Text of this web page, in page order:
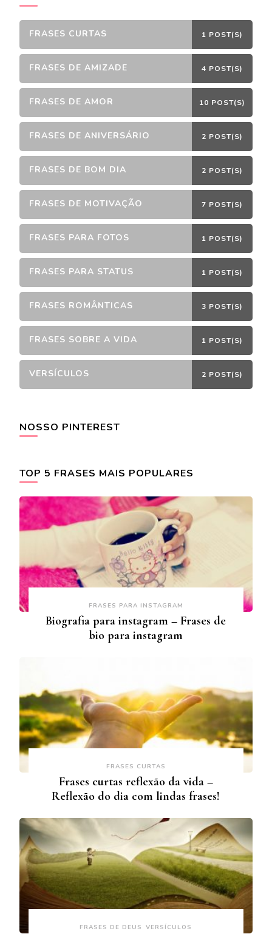
FRASES CURTAS 1 POST(S)
FRASES DE AMIZADE 4 POST(S)
FRASES DE AMOR 10 POST(S)
FRASES DE ANIVERSÁRIO 2 POST(S)
FRASES DE BOM DIA 2 POST(S)
FRASES DE MOTIVAÇÃO 7 POST(S)
FRASES PARA FOTOS 1 POST(S)
FRASES PARA STATUS 1 POST(S)
FRASES ROMÂNTICAS 3 POST(S)
FRASES SOBRE A VIDA 1 POST(S)
VERSÍCULOS 2 POST(S)
NOSSO PINTEREST
TOP 5 FRASES MAIS POPULARES
FRASES PARA INSTAGRAM
Biografia para instagram – Frases de
bio para instagram
FRASES CURTAS
Frases curtas reflexão da vida –
Reflexão do dia com lindas frases!
FRASES DE DEUS VERSÍCULOS